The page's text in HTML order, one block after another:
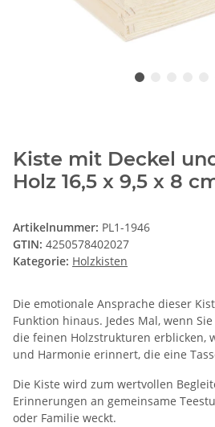
Kiste mit Deckel
Holz 16,5 x 9,5 x 8
Artikelnummer: PL1-1946
GTIN: 4250578402027
Kategorie: Holzkisten
Die emotionale Ansprache dieser
Funktion hinaus. Jedes Mal, wenn
die feinen Holzstrukturen erblicken,
und Harmonie erinnert, die eine
Die Kiste wird zum wertvollen
Erinnerungen an gemeinsame
oder Familie weckt.